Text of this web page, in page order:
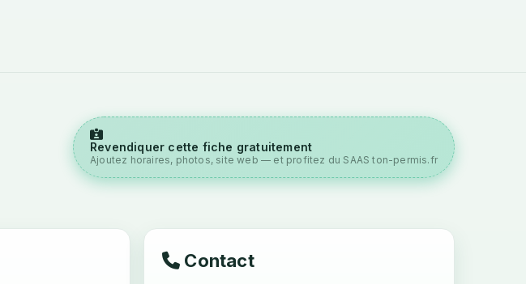
Revendiquer cette fiche gratuitement
Ajoutez horaires, photos, site web — et profitez du SAAS ton-permis.fr
Contact